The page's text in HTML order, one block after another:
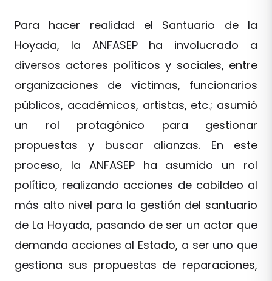
Para hacer realidad el Santuario de la
Hoyada, la ANFASEP ha involucrado a
diversos actores políticos y sociales, entre
organizaciones de víctimas, funcionarios
públicos, académicos, artistas, etc.; asumió
un rol protagónico para gestionar
propuestas y buscar alianzas. En este
proceso, la ANFASEP ha asumido un rol
político, realizando acciones de cabildeo al
más alto nivel para la gestión del santuario
de La Hoyada, pasando de ser un actor que
demanda acciones al Estado, a ser uno que
gestiona sus propuestas de reparaciones,